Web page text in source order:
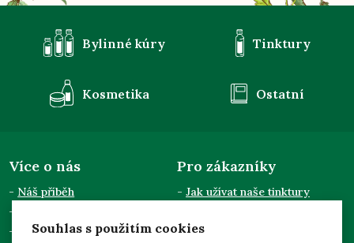
Souhlas s použitím cookies
Bylinné kúry Tinktury
Kosmetika Ostatní
Více o nás
Náš příběh
Kontakty
Pro zákazníky
Jak užívat naše tinktury
Doprava a platba